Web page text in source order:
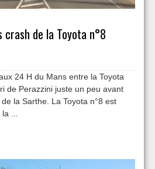
crash de la Toyota n°8
24 H du Mans entre la Toyota
de Perazzini juste un peu avant
la Sarthe. La Toyota n°8 est
la ...